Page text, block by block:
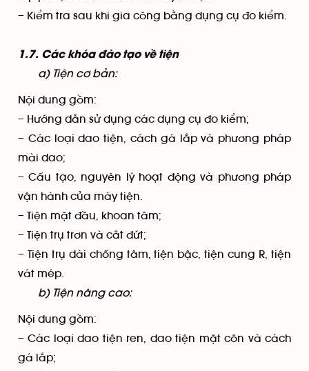
– Kiểm tra sau khi gia công bằng dụng cụ đo kiểm.
1.7. Các khóa đào tạo về tiện
a) Tiện cơ bản:
Nội dung gồm:
– Hướng dẫn sử dụng các dụng cụ đo kiểm;
– Các loại dao tiện, cách gá lắp và phương pháp
mài dao;
– Cấu tạo, nguyên lý hoạt động và phương pháp
vận hành của máy tiện.
– Tiện mặt đầu, khoan tâm;
– Tiện trụ trơn và cắt đứt;
– Tiện trụ dài chống tâm, tiện bậc, tiện cung R, tiện
vát mép.
b) Tiện nâng cao:
Nội dung gồm:
– Các loại dao tiện ren, dao tiện mặt côn và cách
gá lắp;